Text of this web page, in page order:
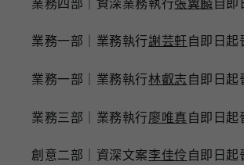
業務四部｜資深業務執行張翼麟自即
業務一部｜業務執行謝芸軒自即日起
業務一部｜業務執行林叡志 自即日起
業務三部｜業務執行廖唯真 自即日起
創意二部｜資深文案李佳伶 自即日